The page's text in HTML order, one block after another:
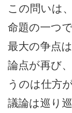
この問いは
命題の一つで
最大の争点
論点が再び
うのは仕方
議論は巡り